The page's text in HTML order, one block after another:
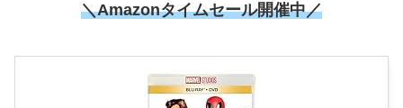
＼Amazonタイムセール開催中／